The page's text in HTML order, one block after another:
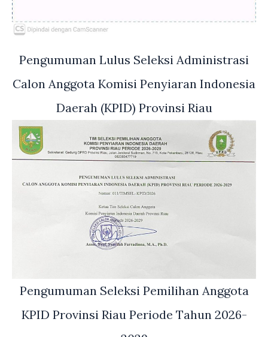
Pengumuman Lulus Seleksi Administrasi
Calon Anggota Komisi Penyiaran Indonesia
Daerah (KPID) Provinsi Riau
Pengumuman Seleksi Pemilihan Anggota
KPID Provinsi Riau Periode Tahun 2026-